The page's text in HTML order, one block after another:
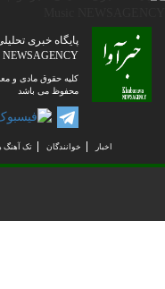
NEWSAGENCY
کلیه حقوق مادی و
محفوظ می باشد
خوانندگان تک آهنگ ها